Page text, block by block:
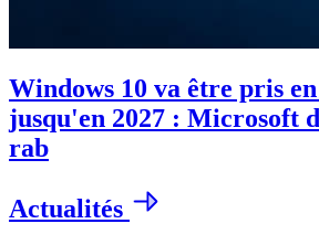
Windows 10 va être pris
jusqu'en 2027 : Microsoft
rab
Actualités